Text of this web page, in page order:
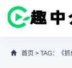
首页 > TAG：《